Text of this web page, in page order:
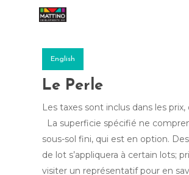
English
Le Perle
Les taxes sont inclus dans les prix,
La superficie spécifié ne
sous-sol fini, qui est en option.
de lot s’appliquera à certain lots;
visiter un représentatif pour en